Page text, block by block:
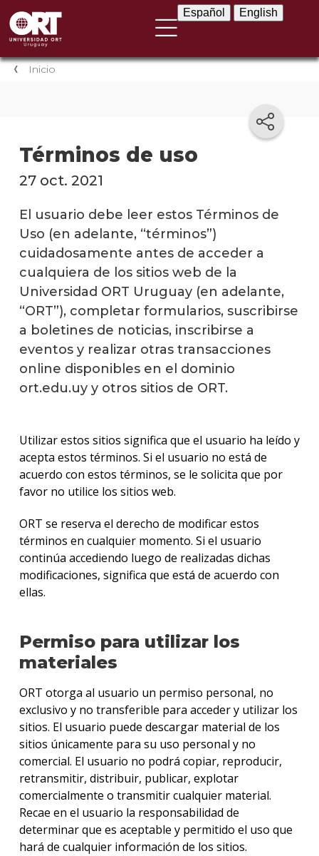
Español English
Inicio
Términos de uso
27 oct. 2021
El usuario debe leer estos Términos de
Uso (en adelante, “términos”)
cuidadosamente antes de acceder a
cualquiera de los sitios web de la
Universidad ORT Uruguay (en adelante,
“ORT”), completar formularios, suscribirse
a boletines de noticias, inscribirse a
eventos y realizar otras transacciones
online disponibles en el dominio
ort.edu.uy y otros sitios de ORT.
Utilizar estos sitios significa que el usuario ha leído y
acepta estos términos. Si el usuario no está de
acuerdo con estos términos, se le solicita que por
favor no utilice los sitios web.
ORT se reserva el derecho de modificar estos
términos en cualquier momento. Si el usuario
continúa accediendo luego de realizadas dichas
modificaciones, significa que está de acuerdo con
ellas.
Permiso para utilizar los
materiales
ORT otorga al usuario un permiso personal, no
exclusivo y no transferible para acceder y utilizar los
sitios. El usuario puede descargar material de los
sitios únicamente para su uso personal y no
comercial. El usuario no podrá copiar, reproducir,
retransmitir, distribuir, publicar, explotar
comercialmente o transmitir cualquier material.
Recae en el usuario la responsabilidad de
determinar que es aceptable y permitido el uso que
hará de cualquier información de los sitios.